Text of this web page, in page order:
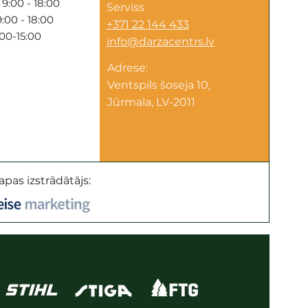
- 18:00
- 18:00
15:00
Serviss
+371 22 144 433
info@darzacentrs.lv
Adrese:
Ventspils šoseja 10,
Jūrmala, LV-2011
izstrādātājs: